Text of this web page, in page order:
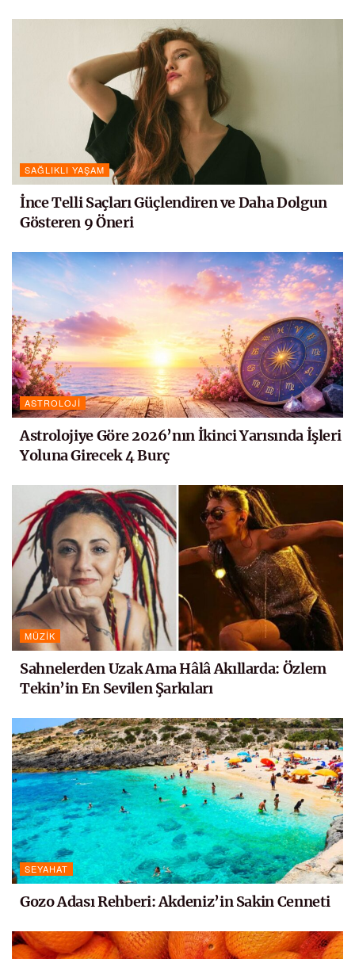
SAĞLIKLI YAŞAM
İnce Telli Saçları Güçlendiren ve Daha Dolgun
Gösteren 9 Öneri
ASTROLOJI
Astrolojiye Göre 2026’nın İkinci Yarısında İşleri
Yoluna Girecek 4 Burç
MÜZIK
Sahnelerden Uzak Ama Hâlâ Akıllarda: Özlem
Tekin’in En Sevilen Şarkıları
SEYAHAT
Gozo Adası Rehberi: Akdeniz’in Sakin Cenneti